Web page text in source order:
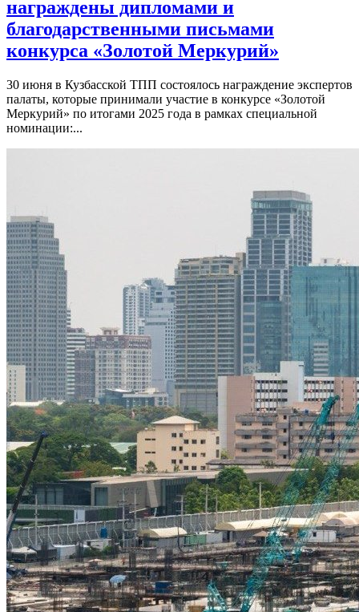
награждены дипломами и
благодарственными письмами
конкурса «Золотой Меркурий»
30 июня в Кузбасской ТПП состоялось награждение экспертов
палаты, которые принимали участие в конкурсе «Золотой
Меркурий» по итогами 2025 года в рамках специальной
номинации:...